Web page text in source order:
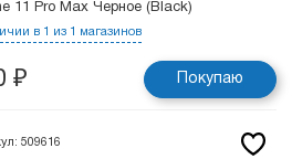
11 Pro Max Черное (Black)
в 1 из 1 магазинов
₽ Покупаю
509616